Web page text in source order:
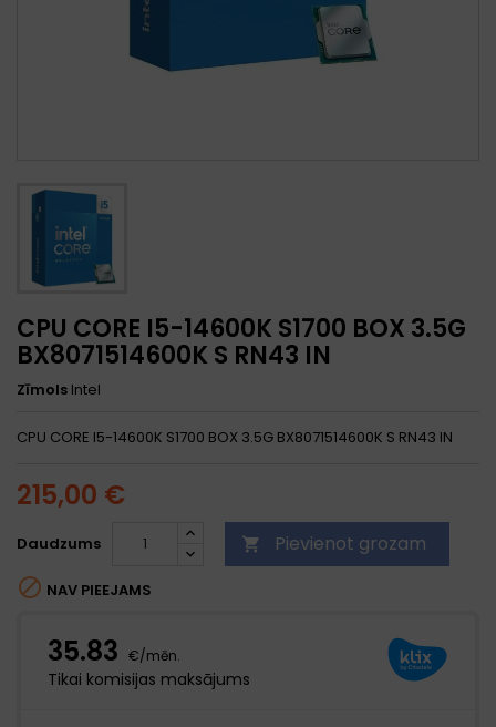
CPU CORE I5-14600K S1700 BOX 3.5G
BX8071514600K S RN43 IN
Zīmols Intel
CPU CORE I5-14600K S1700 BOX 3.5G BX8071514600K S RN43 IN
215,00 €
Daudzums  Pievienot grozam
 NAV PIEEJAMS